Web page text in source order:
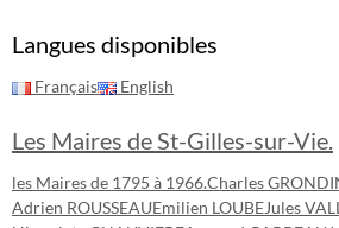
Langues disponibles
Français English
Les Maires de St-Gilles-sur-Vie.
les Maires de 1795 à 1966.Charles
Adrien ROUSSEAUEmilien LOUBEJules